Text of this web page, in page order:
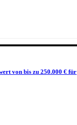
von bis zu 250.000 € für